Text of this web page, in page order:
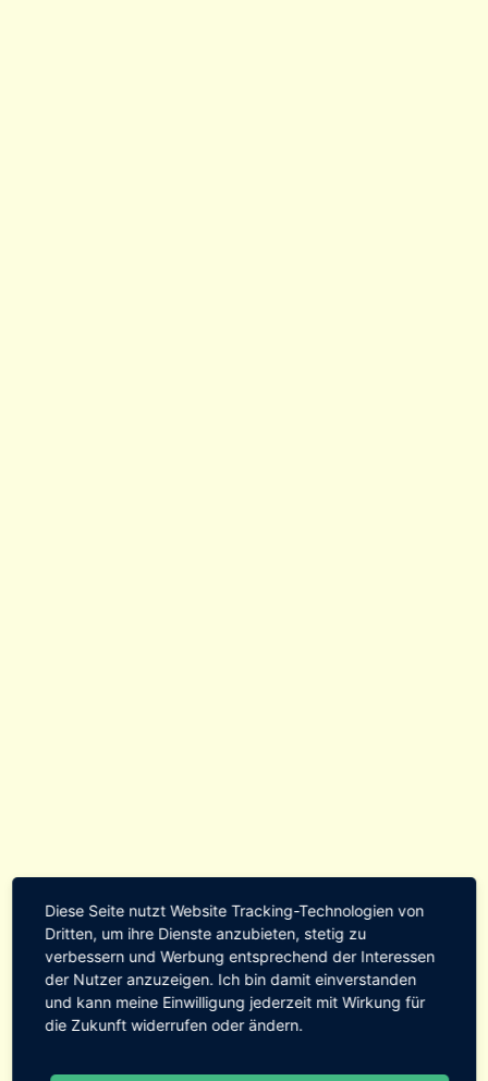
Diese Seite nutzt Website Tracking-Technologien von
Dritten, um ihre Dienste anzubieten, stetig zu
verbessern und Werbung entsprechend der Interessen
der Nutzer anzuzeigen. Ich bin damit einverstanden
und kann meine Einwilligung jederzeit mit Wirkung für
die Zukunft widerrufen oder ändern.